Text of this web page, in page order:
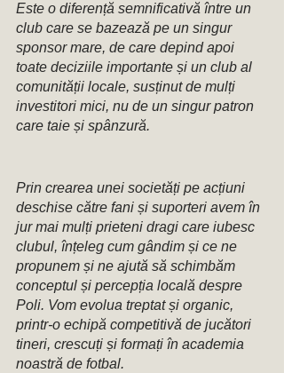
Este o diferență semnificativă între un
club care se bazează pe un singur
sponsor mare, de care depind apoi
toate deciziile importante și un club al
comunității locale, susținut de mulți
investitori mici, nu de un singur patron
care taie și spânzură.
Prin crearea unei societăți pe acțiuni
deschise către fani și suporteri avem în
jur mai mulți prieteni dragi care iubesc
clubul, înțeleg cum gândim și ce ne
propunem și ne ajută să schimbăm
conceptul și percepția locală despre
Poli. Vom evolua treptat și organic,
printr-o echipă competitivă de jucători
tineri, crescuți și formați în academia
noastră de fotbal.